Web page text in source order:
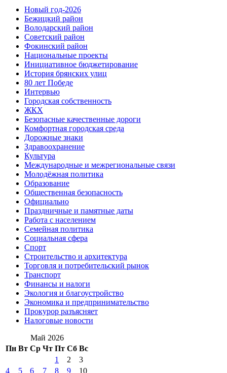
Новый год-2026
Бежицкий район
Володарский район
Советский район
Фокинский район
Национальные проекты
Инициативное бюджетирование
История брянских улиц
80 лет Победе
Интервью
Городская собственность
ЖКХ
Безопасные качественные дороги
Комфортная городская среда
Дорожные знаки
Здравоохранение
Культура
Международные и межрегиональные связи
Молодёжная политика
Образование
Общественная безопасность
Официально
Праздничные и памятные даты
Работа с населением
Семейная политика
Социальная сфера
Спорт
Строительство и архитектура
Торговля и потребительский рынок
Транспорт
Финансы и налоги
Экология и благоустройство
Экономика и предпринимательство
Прокурор разъясняет
Налоговые новости
Май 2026
Пн Вт Ср Чт Пт Сб Вс
1
2
3
4
5 6 7 8 9 10